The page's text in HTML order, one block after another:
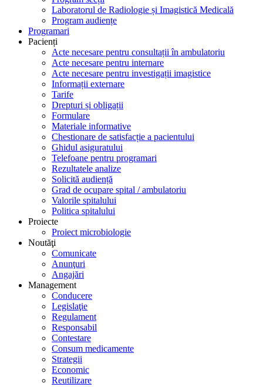
Laboratorul de Radiologie și Imagistică Medicală
Program audiențe
Programari
Pacienți
Acte necesare pentru consultații în ambulatoriu
Acte necesare pentru internare
Acte necesare pentru investigații imagistice
Informații externare
Tarife
Drepturi și obligații
Formulare
Materiale informative
Chestionare de satisfacție a pacientului
Ghidul asiguratului
Telefoane pentru programari
Rezultatele analize
Solicită audiență
Grad de ocupare spital / ambulatoriu
Valorile spitalului
Politica spitalului
Proiecte
Proiect microbiologie
Noutăţi
Comunicate
Anunţuri
Angajări
Management
Conducere
Legislaţie
Regulament
Responsabil
Contestare
Consum medicamente
Strategii
Economic
Reutilizare